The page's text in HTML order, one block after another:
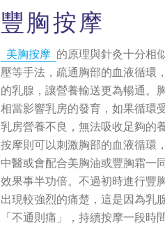
豐胸按摩
美胸按摩 的原理與針灸十分相
壓等手法，疏通胸部的血液循環
的乳腺，讓營養輸送更為暢通。
相當影響乳房的發育，如果循環
乳房營養不良，無法吸收足夠的
按摩則可以刺激胸部的血液循環
中醫或會配合美胸油或豐胸霜一
效果事半功倍。不過初時進行豐
出現較強烈的痛楚，這是因為乳
「不通則痛」，持續按摩一段時